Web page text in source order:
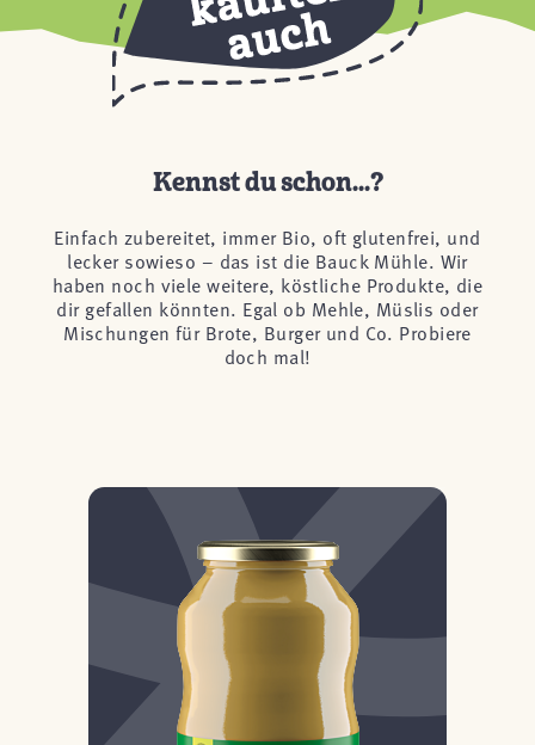
Kennst du schon...?
Einfach zubereitet, immer Bio, oft glutenfrei, und
lecker sowieso – das ist die Bauck Mühle. Wir
haben noch viele weitere, köstliche Produkte, die
dir gefallen könnten. Egal ob Mehle, Müslis oder
Mischungen für Brote, Burger und Co. Probiere
doch mal!